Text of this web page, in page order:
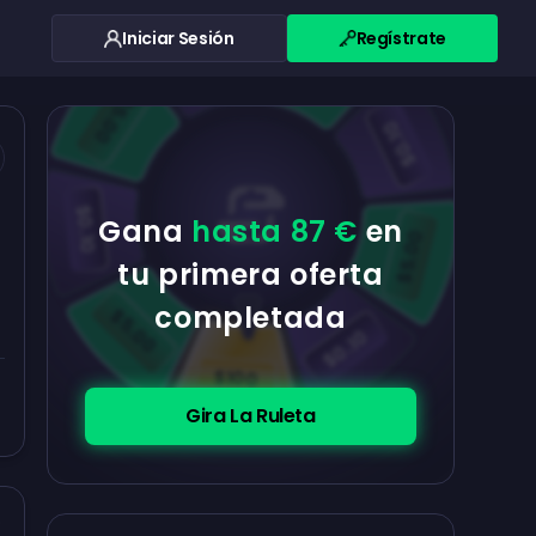
Iniciar Sesión Regístrate
Gana hasta 87 € en
tu primera oferta
completada
Gira La Ruleta
$100
$5.00
$0.10
$5.00
$0.10 $5.00
$5.00